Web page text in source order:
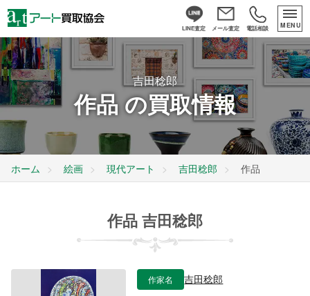
LINE査定 メール査定 電話相談 MENU
吉田稔郎
作品 の買取情報
ホーム 絵画 現代アート 吉田稔郎 作品
作品 吉田稔郎
作家名 吉田稔郎